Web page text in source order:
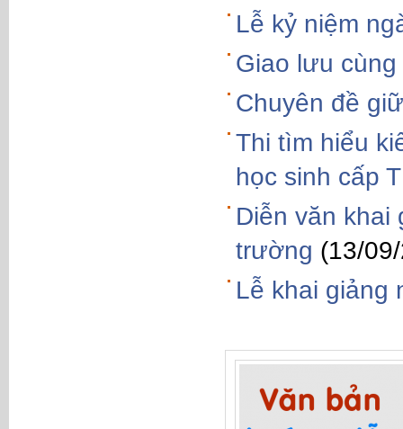
Lễ kỷ niệm
Giao lưu
Chuyên đề
Thi tìm hiểu
học sinh cấp
Diễn văn khai
trường (13/
Lễ khai giảng